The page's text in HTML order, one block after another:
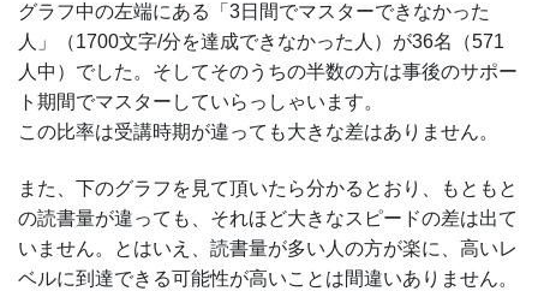
グラフ中の左端にある「3日間でマスターできなかった
人」（1700文字/分を達成できなかった人）が36名（571
人中）でした。そしてそのうちの半数の方は事後のサポー
ト期間でマスターしていらっしゃいます。
この比率は受講時期が違っても大きな差はありません。
また、下のグラフを見て頂いたら分かるとおり、もともと
の読書量が違っても、それほど大きなスピードの差は出て
いません。とはいえ、読書量が多い人の方が楽に、高いレ
ベルに到達できる可能性が高いことは間違いありません。